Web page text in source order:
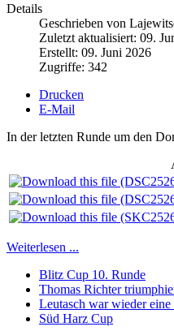
Details
Geschrieben von
Zuletzt aktualisiert: 09.
Erstellt: 09. Juni 2026
Zugriffe: 342
Drucken
E-Mail
In der letzten Runde um den
Weiterlesen ...
Blitz Cup 10. Runde
Thomas Richter
Leutasch war wieder eine
Süd Harz Cup